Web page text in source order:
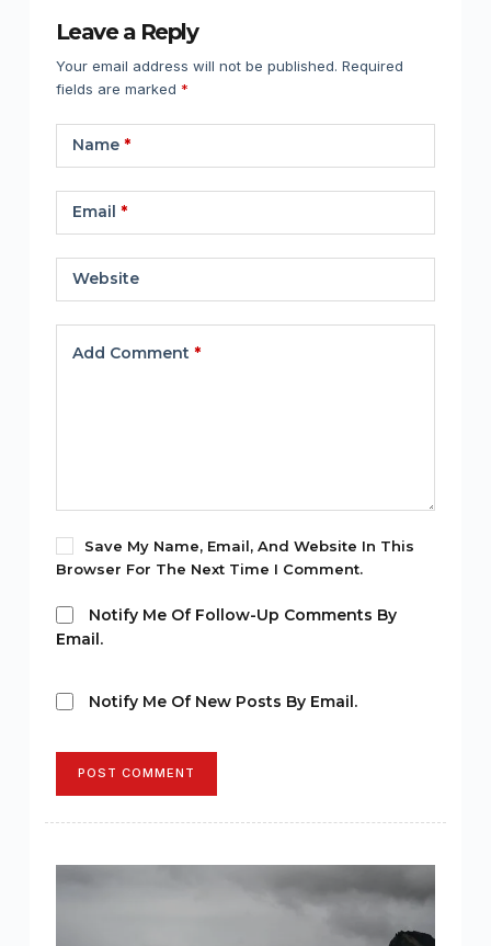
Leave a Reply
Your email address will not be published. Required
fields are marked *
Name*
Email *
Website
Add Comment *
Save My Name, Email, And Website In This
Browser For The Next Time I Comment.
Notify Me Of Follow-Up Comments By
Email.
Notify Me Of New Posts By Email.
POST COMMENT